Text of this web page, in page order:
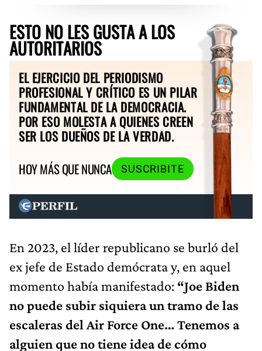
ESTO NO LES GUSTA A LOS
AUTORITARIOS
EL EJERCICIO DEL PERIODISMO
PROFESIONAL Y CRÍTICO ES UN PILAR
FUNDAMENTAL DE LA DEMOCRACIA.
POR ESO MOLESTA A QUIENES CREEN
SER LOS DUEÑOS DE LA VERDAD.
HOY MÁS QUE NUNCA
SUSCRIBITE
En 2023, el líder republicano se burló del
ex jefe de Estado demócrata y, en aquel
momento había manifestado: “Joe Biden
no puede subir siquiera un tramo de las
escaleras del Air Force One… Tenemos a
alguien que no tiene idea de cómo